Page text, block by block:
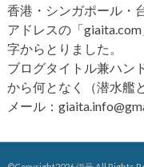
香港・シンガポール・
アドレスの「
字からとりました。
ブログタイトル兼ハン
から何となく（潜水艦
メール：